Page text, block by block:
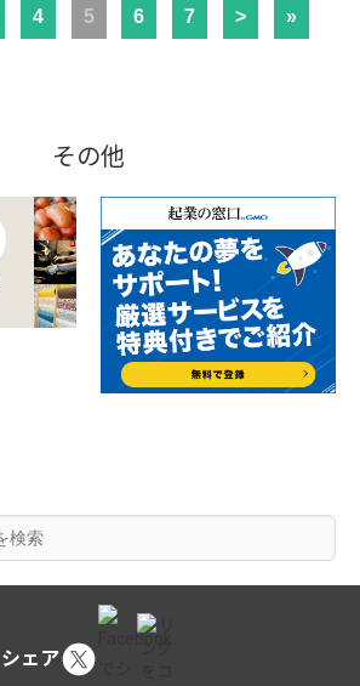
4 5 6 7 > »
その他
シェア